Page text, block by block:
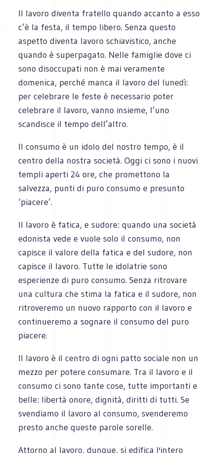
Il lavoro diventa fratello quando accanto a esso
c’è la festa, il tempo libero. Senza questo
aspetto diventa lavoro schiavistico, anche
quando è superpagato. Nelle famiglie dove ci
sono disoccupati non è mai veramente
domenica, perché manca il lavoro del lunedì:
per celebrare le feste è necessario poter
celebrare il lavoro, vanno insieme, l’uno
scandisce il tempo dell’altro.
Il consumo è un idolo del nostro tempo, è il
centro della nostra società. Oggi ci sono i nuovi
templi aperti 24 ore, che promettono la
salvezza, punti di puro consumo e presunto
‘piacere’.
Il lavoro è fatica, e sudore: quando una società
edonista vede e vuole solo il consumo, non
capisce il valore della fatica e del sudore, non
capisce il lavoro. Tutte le idolatrie sono
esperienze di puro consumo. Senza ritrovare
una cultura che stima la fatica e il sudore, non
ritroveremo un nuovo rapporto con il lavoro e
continueremo a sognare il consumo del puro
piacere.
Il lavoro è il centro di ogni patto sociale non un
mezzo per potere consumare. Tra il lavoro e il
consumo ci sono tante cose, tutte importanti e
belle: libertà onore, dignità, diritti di tutti. Se
svendiamo il lavoro al consumo, svenderemo
presto anche queste parole sorelle.
Attorno al lavoro, dunque, si edifica l'intero